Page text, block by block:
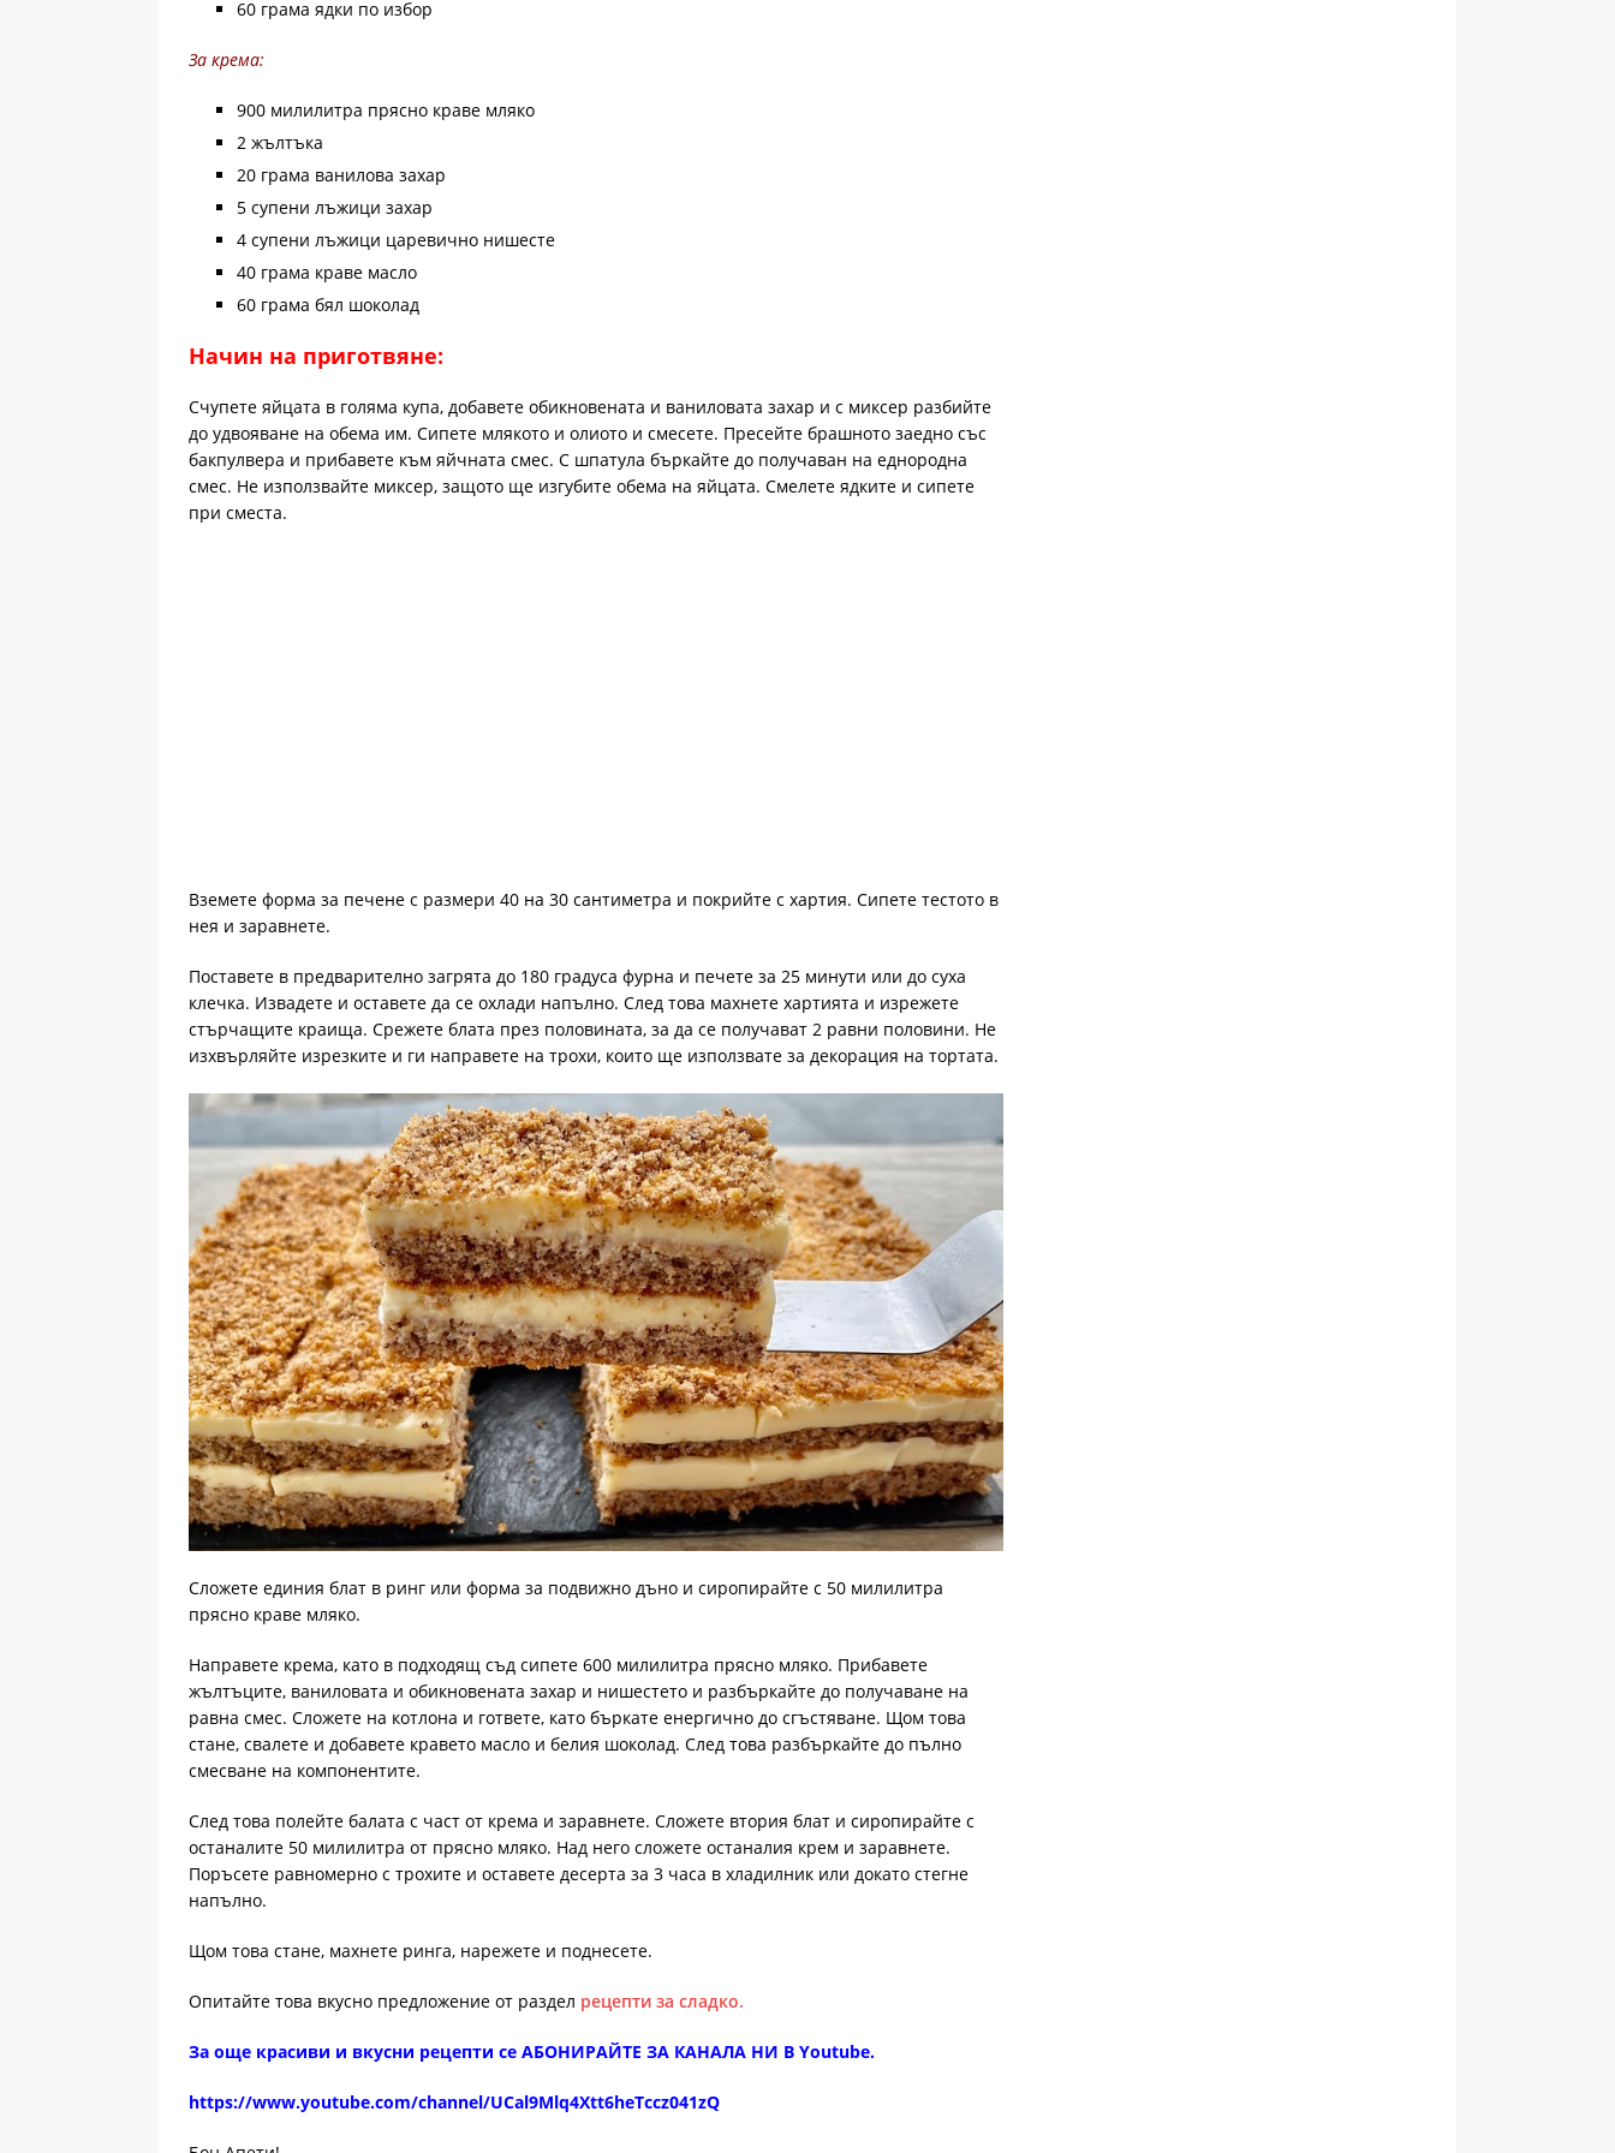
60 грама ядки по избор
За крема:
900 милилитра прясно краве мляко
2 жълтъка
20 грама ванилова захар
5 супени лъжици захар
4 супени лъжици царевично нишесте
40 грама краве масло
60 грама бял шоколад
Начин на приготвяне:
Счупете яйцата в голяма купа, добавете обикновената и ваниловата захар и с миксер разбийте
до удвояване на обема им. Сипете млякото и олиото и смесете. Пресейте брашното заедно със
бакпулвера и прибавете към яйчната смес. С шпатула бъркайте до получаван на еднородна
смес. Не използвайте миксер, защото ще изгубите обема на яйцата. Смелете ядките и сипете
при сместа.
Вземете форма за печене с размери 40 на 30 сантиметра и покрийте с хартия. Сипете тестото в
нея и заравнете.
Поставете в предварително загрята до 180 градуса фурна и печете за 25 минути или до суха
клечка. Извадете и оставете да се охлади напълно. След това махнете хартията и изрежете
стърчащите краища. Срежете блата през половината, за да се получават 2 равни половини. Не
изхвърляйте изрезките и ги направете на трохи, които ще използвате за декорация на тортата.
Сложете единия блат в ринг или форма за подвижно дъно и сиропирайте с 50 милилитра
прясно краве мляко.
Направете крема, като в подходящ съд сипете 600 милилитра прясно мляко. Прибавете
жълтъците, ваниловата и обикновената захар и нишестето и разбъркайте до получаване на
равна смес. Сложете на котлона и гответе, като бъркате енергично до сгъстяване. Щом това
стане, свалете и добавете кравето масло и белия шоколад. След това разбъркайте до пълно
смесване на компонентите.
След това полейте балата с част от крема и заравнете. Сложете втория блат и сиропирайте с
останалите 50 милилитра от прясно мляко. Над него сложете останалия крем и заравнете.
Поръсете равномерно с трохите и оставете десерта за 3 часа в хладилник или докато стегне
напълно.
Щом това стане, махнете ринга, нарежете и поднесете.
Опитайте това вкусно предложение от раздел рецепти за сладко.
За още красиви и вкусни рецепти се АБОНИРАЙТЕ ЗА КАНАЛА НИ В Youtube.
https://www.youtube.com/channel/UCal9Mlq4Xtt6heTccz041zQ